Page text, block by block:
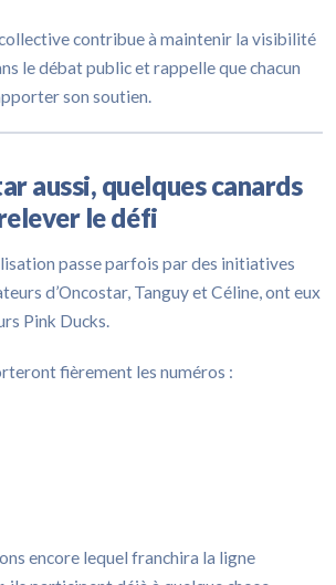
contribue à maintenir la visibilité
le débat public et rappelle que chacun
son soutien.
aussi, quelques canards
le défi
passe parfois par des initiatives
d’Oncostar, Tanguy et Céline, ont eux
Pink Ducks.
fièrement les numéros :
encore lequel franchira la ligne